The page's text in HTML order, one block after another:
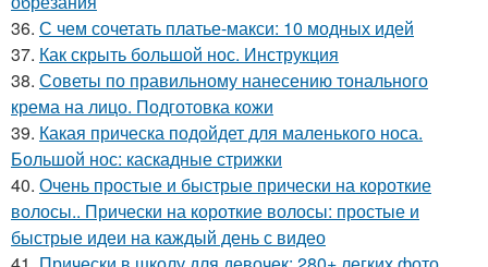
36. С чем сочетать платье-макси: 10 модных идей
37. Как скрыть большой нос. Инструкция
38. Советы по правильному нанесению тонального
крема на лицо. Подготовка кожи
39. Какая прическа подойдет для маленького носа.
Большой нос: каскадные стрижки
40. Очень простые и быстрые прически на короткие
волосы.. Прически на короткие волосы: простые и
быстрые идеи на каждый день с видео